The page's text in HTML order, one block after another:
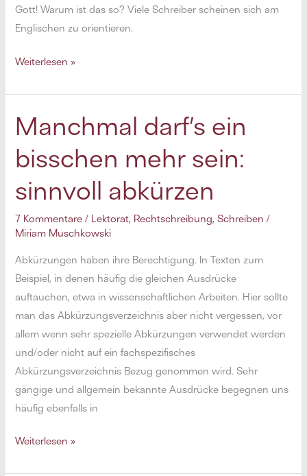
Gott! Warum ist das so? Viele Schreiber scheinen sich am
Englischen zu orientieren.
Oh,
Weiterlesen »
Manchmal darf’s ein
bisschen mehr sein:
sinnvoll abkürzen
7 Kommentare / Lektorat, Rechtschreibung,Schreiben /
Miriam Muschkowski
Abkürzungen haben ihre Berechtigung. In Texten zum
Beispiel, in denen häufig die gleichen Ausdrücke
auftauchen, etwa in wissenschaftlichen Arbeiten. Hier sollte
man das Abkürzungsverzeichnis aber nicht vergessen, vor
allem wenn sehr spezielle Abkürzungen verwendet werden
und/oder nicht auf ein fachspezifisches
Abkürzungsverzeichnis Bezug genommen wird. Sehr
gängige und allgemein bekannte Ausdrücke begegnen uns
häufig ebenfalls in
Manchmal
Weiterlesen »